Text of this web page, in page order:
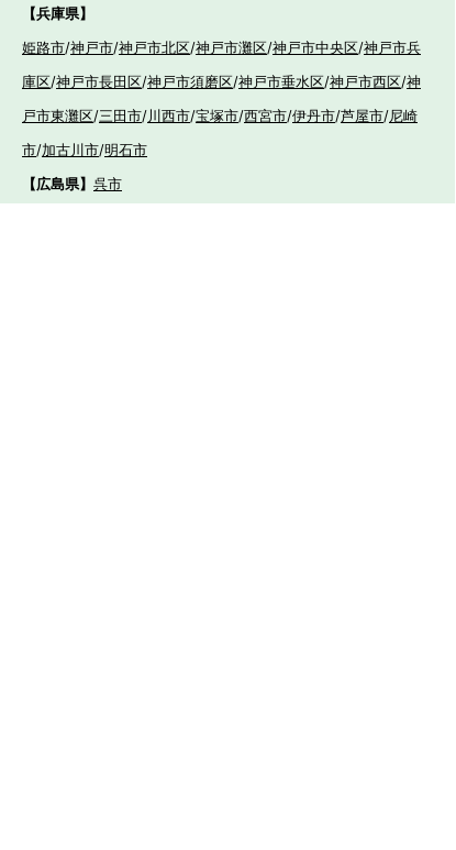
【兵庫県】
姫路市/神戸市/神戸市北区/神戸市灘区/神戸市中央区/神戸市兵
庫区/神戸市長田区/神戸市須磨区/神戸市垂水区/神戸市西区/神
戸市東灘区/三田市/川西市/宝塚市/西宮市/伊丹市/芦屋市/尼崎
市/加古川市/明石市
【広島県】 呉市